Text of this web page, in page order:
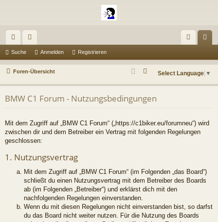
ch
ne
ug
riff
en m
n
ist
n
Suche Anmelden Registrieren
Foren-Übersicht Select Language ▼
h
BMW C1 Forum - Nutzungsbedingungen
Mit dem Zugriff auf „BMW C1 Forum“ („https://c1biker.eu/forumneu“) wird
zwischen dir und dem Betreiber ein Vertrag mit folgenden Regelungen
geschlossen:
1. Nutzungsvertrag
Mit dem Zugriff auf „BMW C1 Forum“ (im Folgenden „das Board“)
schließt du einen Nutzungsvertrag mit dem Betreiber des Boards
ab (im Folgenden „Betreiber“) und erklärst dich mit den
nachfolgenden Regelungen einverstanden.
Wenn du mit diesen Regelungen nicht einverstanden bist, so darfst
du das Board nicht weiter nutzen. Für die Nutzung des Boards